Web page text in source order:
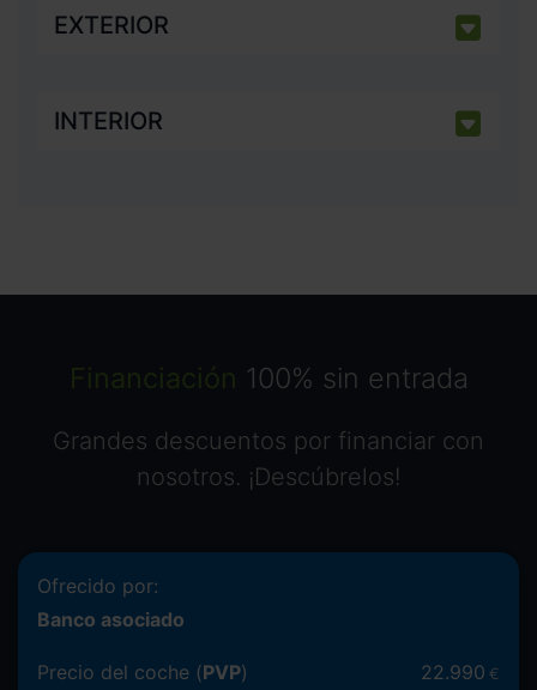
EXTERIOR
INTERIOR
Financiación 100% sin entrada
Grandes descuentos por financiar con
nosotros. ¡Descúbrelos!
Ofrecido por:
Banco asociado
Precio del coche (PVP) 22.990 €